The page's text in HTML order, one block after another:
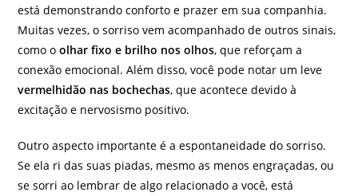
está demonstrando conforto e prazer em sua companhia.
Muitas vezes, o sorriso vem acompanhado de outros sinais,
como oolhar fixo e brilho nos olhos, que reforçam a
conexão emocional. Além disso, você pode notar um leve
vermelhidão nas bochechas, que acontece devido à
excitação e nervosismo positivo.
Outro aspecto importante é a espontaneidade do sorriso.
Se ela ri das suas piadas, mesmo as menos engraçadas, ou
se sorri ao lembrar de algo relacionado a você, está